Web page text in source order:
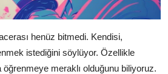
henüz bitmedi. Kendisi,
istediğini söylüyor. Özellikle
meraklı olduğunu biliyoruz.